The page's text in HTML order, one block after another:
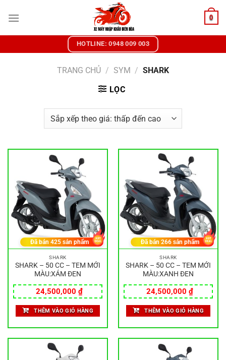
đến
0
HOTLINE: 0948 009 003
TRANG CHỦ / SYM / SHARK
LỌC
SHARK
SHARK – 50 CC – TEM MỚI
MÀU:XÁM ĐEN
24,500,000 ₫
Đã bán425 sản phẩm
THÊM VÀO GIỎ HÀNG
SHARK
SHARK – 50 CC – TEM MỚI
MÀU:XANH ĐEN
24,500,000 ₫
Đã bán266 sản phẩm
THÊM VÀO GIỎ HÀNG